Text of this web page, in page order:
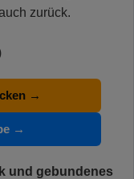
zurück.
→
→
und gebundenes